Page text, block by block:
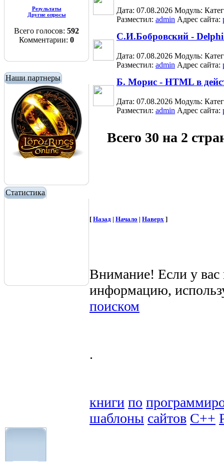
Результаты
Другие опросы
Всего голосов: 592
Комментарии: 0
Наши партнеры
Статистика
Дата: 07.08.2026 Модуль:
Разместил: admin Адрес сайта:
С.И.Бобровский -
Дата: 07.08.2026 Модуль:
Разместил: admin Адрес сайта:
Б. Морис - HTML в
Дата: 07.08.2026 Модуль:
Разместил: admin Адрес сайта:
Всего 30 на 2
[ Назад | Начало | Наверх ]
Внимание! Если у
информацию,
поиском
.
книги по
шаблоны сайтов C++